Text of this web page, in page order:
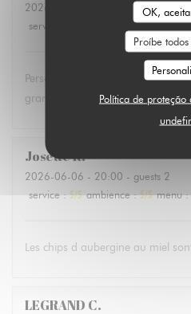
OK,
Proíbe
Política de proteção
2026-06-13
- 19:15 - guests 2
service
: 5/5 menu:
Personnel au top! Tapas
grandement 👍
JosetteR
2026-06-06 - 20:00 - guests 2
service: 5/5 ambience: 5/5 menu:
Les chips d aubergine au miel
LEGRAND C